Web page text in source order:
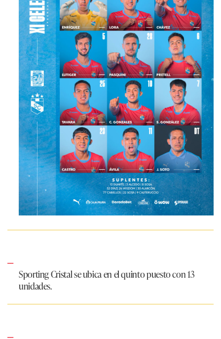
Sporting Cristal se ubica en el quinto puesto con 13
unidades.